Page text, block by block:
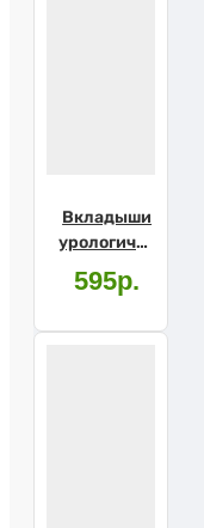
Вкладыши
урологические
д/мужчин
SENI MAN
595р.